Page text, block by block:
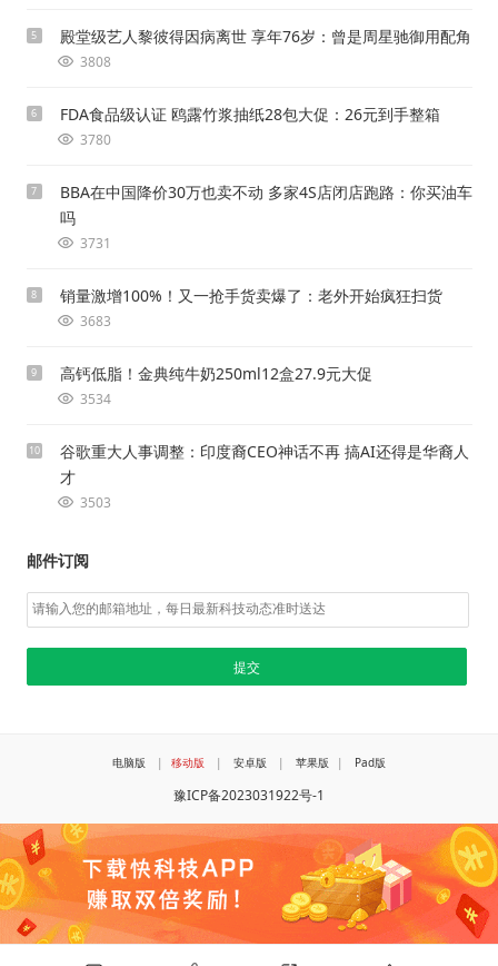
5 殿堂级艺人黎彼得因病离世 享年76岁：曾是周星驰御用配角
3808
6 FDA食品级认证 鸥露竹浆抽纸28包大促：26元到手整箱
3780
7
BBA在中国降价30万也卖不动 多家4S店闭店跑路：你买油车
吗
3731
8 销量激增100%！又一抢手货卖爆了：老外开始疯狂扫货
3683
9 高钙低脂！金典纯牛奶250ml12盒27.9元大促
3534
10
谷歌重大人事调整：印度裔CEO神话不再 搞AI还得是华裔人
才
3503
邮件订阅
电脑版 | 移动版 | 安卓版 | 苹果版 | Pad版
豫ICP备2023031922号-1